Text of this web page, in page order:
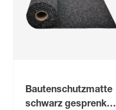
Bautenschutzmatte
schwarz gesprenkelt